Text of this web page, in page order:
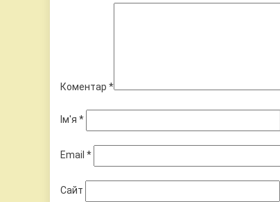
Коментар *
Ім'я *
Email *
Сайт